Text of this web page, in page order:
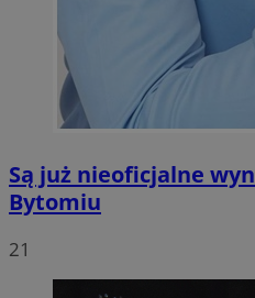
Są już nieoficjalne
Bytomiu
21